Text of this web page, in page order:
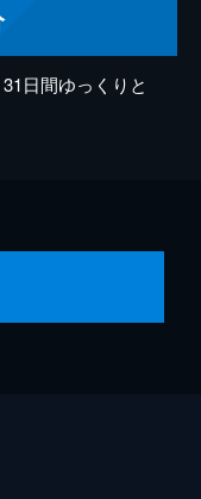
日間ゆっくりと